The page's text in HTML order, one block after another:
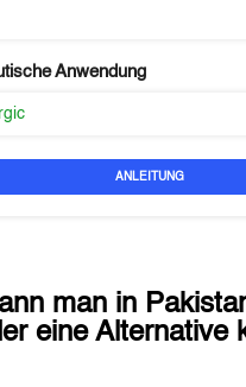
Anwendung
ANLEITUNG
man in
eine Alternative